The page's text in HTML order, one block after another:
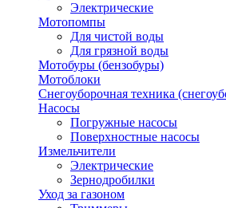
Электрические
Мотопомпы
Для чистой воды
Для грязной воды
Мотобуры (бензобуры)
Мотоблоки
Снегоуборочная техника
Насосы
Погружные насосы
Поверхностные насосы
Измельчители
Электрические
Зернодробилки
Уход за газоном